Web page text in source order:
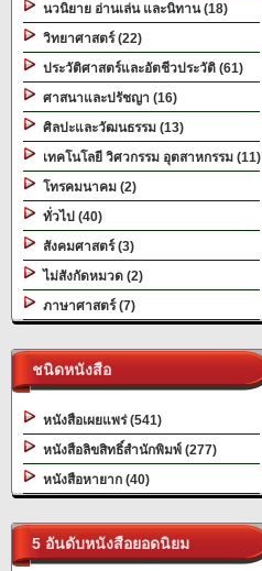
นวนิยาย อ่านเล่น และนิทาน (18)
วิทยาศาสตร์ (22)
ประวัติศาสตร์และอัตชีวประวัติ (61)
ศาสนาและปรัชญา (16)
ศิลปะและวัฒนธรรม (13)
เทคโนโลยี วิศวกรรม อุตสาหกรรม (11)
โทรคมนาคม (2)
ทั่วไป (40)
สังคมศาสตร์ (3)
ไม่สังกัดหมวด (2)
ภาษาศาสตร์ (7)
ชนิดหนังสือ
หนังสือเผยแพร่ (541)
หนังสือลิขสิทธิ์สำนักพิมพ์ (277)
หนังสือหายาก (40)
5 อันดับหนังสือยอดนิยม